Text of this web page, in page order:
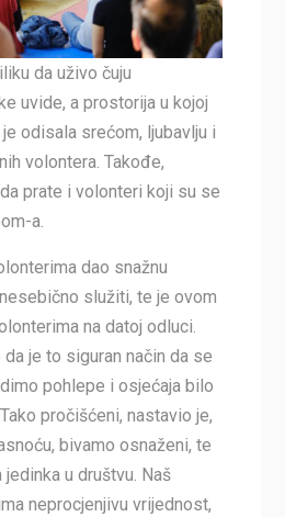
da uživo čuju
uvide, a prostorija u kojoj
odisala srećom, ljubavlju i
volontera. Takođe,
prate i volonteri koji su se
a.
dao snažnu
služiti, te je ovom
na datoj odluci.
je to siguran način da se
pohlepe i osjećaja bilo
pročišćeni, nastavio je,
bivamo osnaženi, te
u društvu. Naš
neprocjenjivu vrijednost,